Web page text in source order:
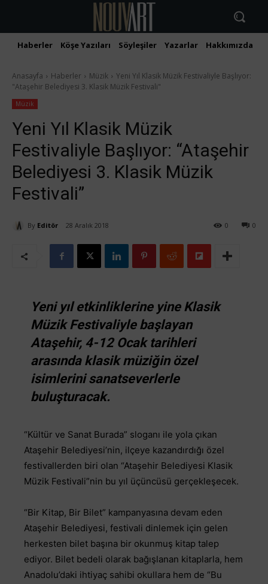
Haberler Köşe Yazıları Söyleşiler Yazarlar Hakkımızda
Anasayfa Haberler Müzik
Yeni Yıl Klasik Müzik Festivaliyle Başlıyor:
"Ataşehir Belediyesi 3. Klasik Müzik Festivali"
Müzik
Yeni Yıl Klasik Müzik
Festivaliyle Başlıyor: “Ataşehir
Belediyesi 3. Klasik Müzik
Festivali”
By Editör 28 Aralık 2018 0
0
Yeni yıl etkinliklerine yine Klasik
Müzik Festivaliyle başlayan
Ataşehir, 4-12 Ocak tarihleri
arasında klasik müziğin özel
isimlerini sanatseverlerle
buluşturacak.
“Kültür ve Sanat Burada” sloganı ile yola çıkan
Ataşehir Belediyesi’nin, ilçeye kazandırdığı özel
festivallerden biri olan “Ataşehir Belediyesi Klasik
Müzik Festivali”nin bu yıl üçüncüsü gerçekleşecek.
“Bir Kitap, Bir Bilet” kampanyasına devam eden
Ataşehir Belediyesi, festivali dinlemek için gelen
herkesten bilet başına bir okunmuş kitap talep
ediyor. Bilet bedeli olarak bağışlanan kitaplarla, hem
Anadolu’daki ihtiyaç sahibi okullara hem de “Bu